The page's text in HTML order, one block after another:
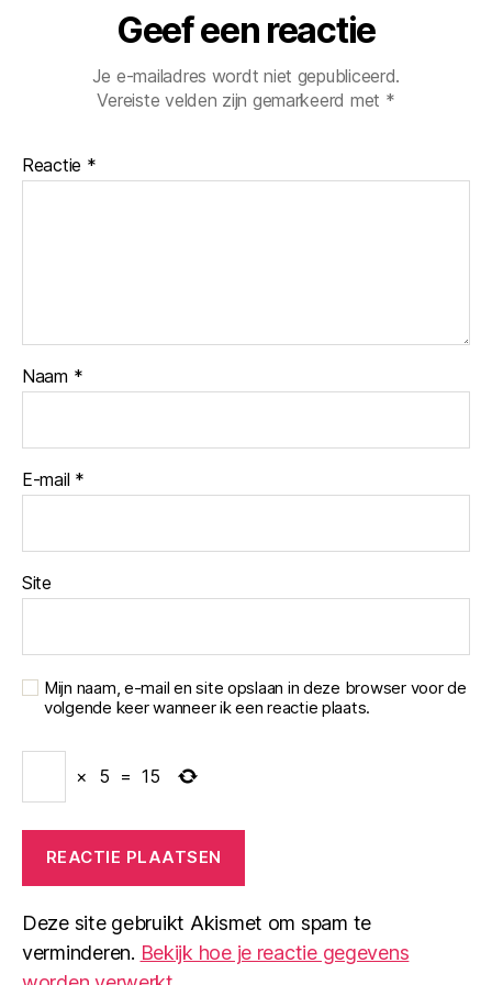
Geef een reactie
Je e-mailadres wordt niet gepubliceerd.
Vereiste velden zijn gemarkeerd met *
Reactie *
Naam *
E-mail *
Site
Mijn naam, e-mail en site opslaan in deze browser voor de
volgende keer wanneer ik een reactie plaats.
× 5 = 15
Deze site gebruikt Akismet om spam te
verminderen. Bekijk hoe je reactie gegevens